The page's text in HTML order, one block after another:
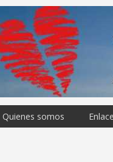
Quienes somos